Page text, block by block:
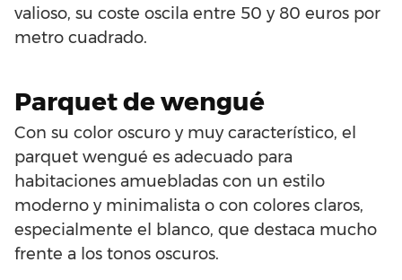
valioso, su coste oscila entre 50 y 80 euros por
metro cuadrado.
Parquet de wengué
Con su color oscuro y muy característico, el
parquet wengué es adecuado para
habitaciones amuebladas con un estilo
moderno y minimalista o con colores claros,
especialmente el blanco, que destaca mucho
frente a los tonos oscuros.